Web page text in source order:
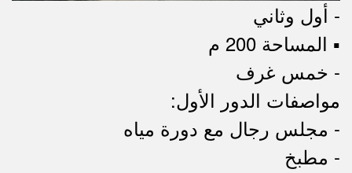
- أول وثاني
▪︎ المساحة 200 م
- خمس غرف
مواصفات الدور الأول:
- مجلس رجال مع دورة مياه
- مطبخ